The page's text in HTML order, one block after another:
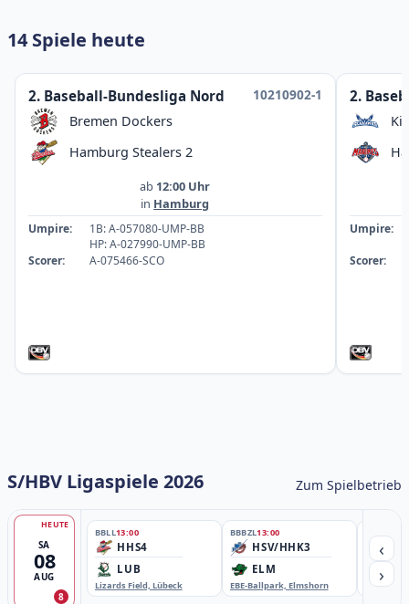
14 Spiele heute
2. Baseball-Bundesliga Nord
10210902-1
Bremen Dockers
Hamburg Stealers 2
ab 12:00 Uhr
in Hamburg
Umpire:
1B: A-057080-UMP-BB
HP: A-027990-UMP-BB
Scorer:
A-075466-SCO
2.
Umpire:
Scorer:
S/HBV Ligaspiele 2026 Zum Spielbetrieb
SA
08
AUG
HEUTE
8
BBLL13:00
HHS4
LUB
Lizards Field, Lübeck
BBBZL13:00
HSV/HHK3
ELM
EBE-Ballpark, Elmshorn
‹
›